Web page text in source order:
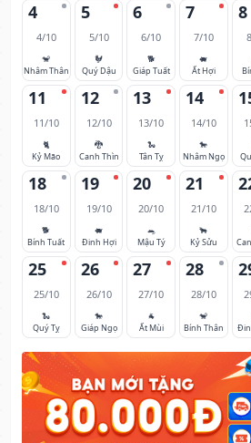
4
4/10
🐒
Nhâm Thân
5
5/10
🐓
Quý Dậu
6
6/10
🐕
Giáp Tuất
7
7/10
🐖
Ất Hợi
8
11
11/10
🐈
Kỷ Mão
12
12/10
🐉
Canh Thìn
13
13/10
🐍
Tân Tỵ
14
14/10
🐎
Nhâm Ngọ
18
18/10
🐕
Bính Tuất
19
19/10
🐖
Đinh Hợi
20
20/10
🐀
Mậu Tý
21
21/10
🐂
Kỷ Sửu
25
25/10
🐍
Quý Tỵ
26
26/10
🐎
Giáp Ngọ
27
27/10
🐐
Ất Mùi
28
28/10
🐒
Bính Thân